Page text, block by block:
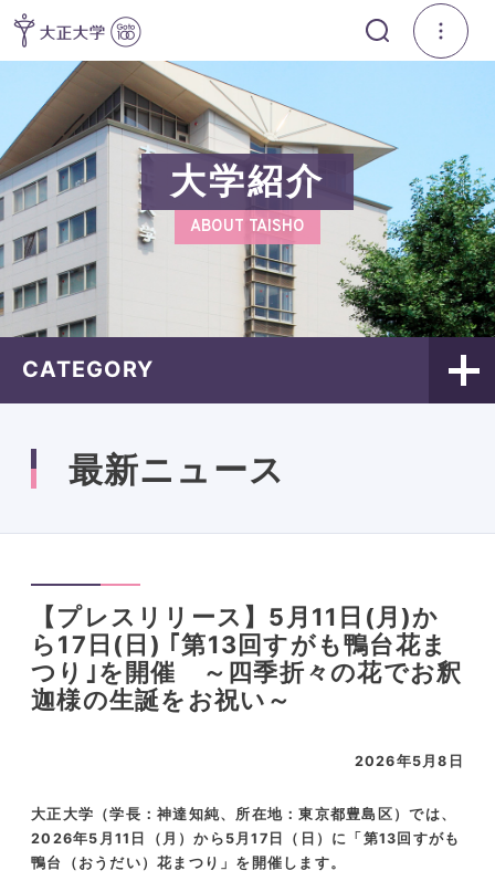
大学紹介
ABOUT TAISHO
CATEGORY
最新ニュース
【プレスリリース】5月11日(月)か
ら17日(日) ｢第13回すがも鴨台花ま
つり｣を開催 ～四季折々の花でお釈
迦様の生誕をお祝い～
2026年5月8日
大正大学（学長：神達知純、所在地：東京都豊島区）では、
2026年5 月 11 日（月）から 5 月17 日（日）に「第13回すがも
鴨台（おうだい）花まつり」を開催します。